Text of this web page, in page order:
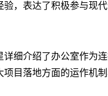
，表达了积极参与现
细介绍了办公室作为
目落地方面的运作机